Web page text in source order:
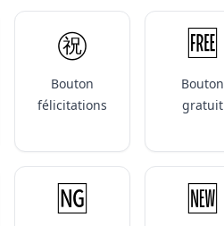
㊗️
Bouton
félicitations
🆓
Bouton
gratuit
🆖 🆕